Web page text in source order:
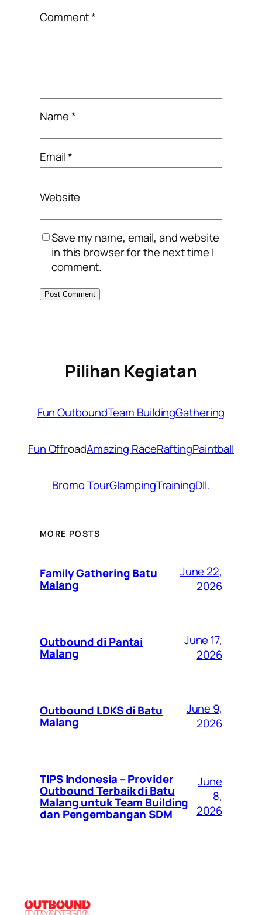
Comment*
Name*
Email*
Website
Save my name, email, and website
in this browser for the next time I
comment.
Pilihan Kegiatan
Fun OutboundTeam BuildingGathering
Fun OffroadAmazing RaceRaftingPaintball
Bromo TourGlampingTrainingDll.
MORE POSTS
Family Gathering Batu
Malang
June 22,
2026
Outbound di Pantai
Malang
June 17,
2026
Outbound LDKS di Batu
Malang
June 9,
2026
TIPS Indonesia – Provider
Outbound Terbaik di Batu
Malang untuk Team Building
dan Pengembangan SDM
June
8,
2026